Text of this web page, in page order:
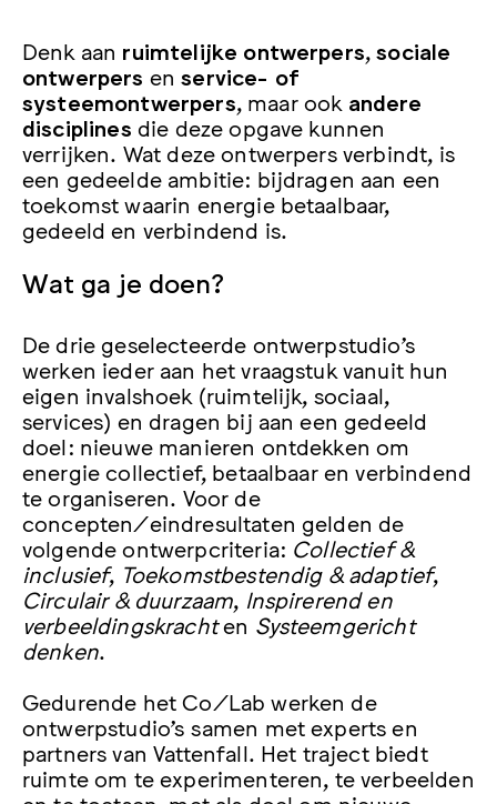
Denk aan ruimtelijke ontwerpers,sociale
ontwerpers enservice- of
systeemontwerpers, maar ook andere
disciplines die deze opgave kunnen
verrijken. Wat deze ontwerpers verbindt, is
een gedeelde ambitie: bijdragen aan een
toekomst waarin energie betaalbaar,
gedeeld en verbindend is.
Wat ga je doen?
De drie geselecteerde ontwerpstudio’s
werken ieder aan het vraagstuk vanuit hun
eigen invalshoek (ruimtelijk, sociaal,
services) en dragen bij aan een gedeeld
doel: nieuwe manieren ontdekken om
energie collectief, betaalbaar en verbindend
te organiseren. Voor de
concepten/eindresultaten gelden de
volgende ontwerpcriteria: Collectief &
inclusief, Toekomstbestendig & adaptief,
Circulair & duurzaam, Inspirerend en
verbeeldingskrachten Systeemgericht
denken.
Gedurende het Co/Lab werken de
ontwerpstudio’s samen met experts en
partners van Vattenfall. Het traject biedt
ruimte om te experimenteren, te verbeelden